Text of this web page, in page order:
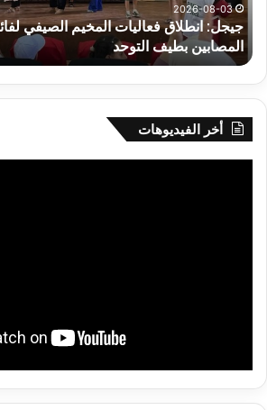
2026-
فعاليات المخيم الصيفي لفائدة
بطيف التوحد
أخر الفيديوهات